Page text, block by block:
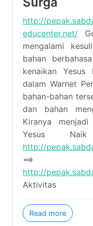
http://
educenter.net/
mengalami
berbahasa
ke surga di
kami menyatukan
cerita, aktivitas,
semua. Kiranya
Yesus
http://
http://
Aktivitas
Read moreabout
Memuridkan